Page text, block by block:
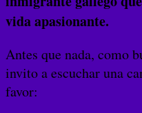
vida apasionante.
Antes que nada, como
invito a escuchar una
favor: